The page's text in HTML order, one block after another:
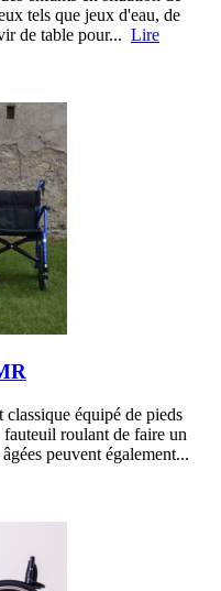
tels que jeux d'eau, de
de table pour... Lire
équipé de pieds
fauteuil roulant de faire un
peuvent également...